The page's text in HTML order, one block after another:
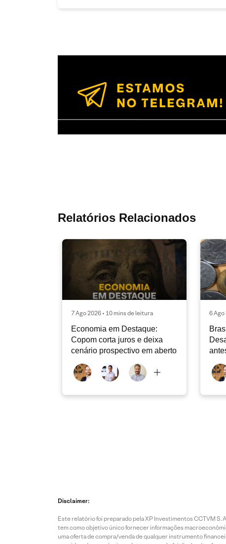
Relatórios Relacionados
7 Ago 2026 • 10 mins de leitura
Economia em Destaque:
Copom corta juros e deixa
cenário prospectivo em aberto
6 Ago
Disclaimer:
Este relatório foi preparado pela XP Investimentos CCTVM
tem como objetivo único fornecer informações
uma oferta de compra/venda de qualquer instrumento